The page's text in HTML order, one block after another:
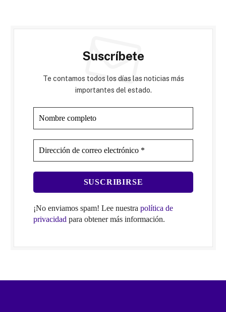
Suscríbete
Te contamos todos los días las noticias más
importantes del estado.
¡No enviamos spam! Lee nuestra política de
privacidad para obtener más información.